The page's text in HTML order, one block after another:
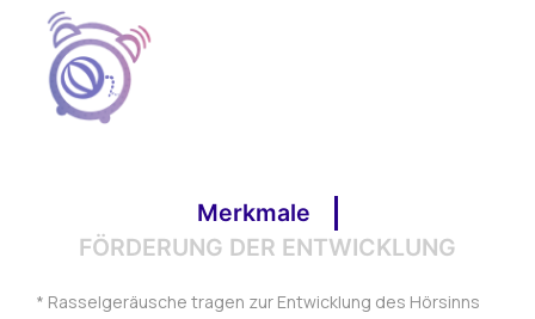
Merkmale
FÖRDERUNG DER ENTWICKLUNG
* Rasselgeräusche tragen zur Entwicklung des Hörsinns